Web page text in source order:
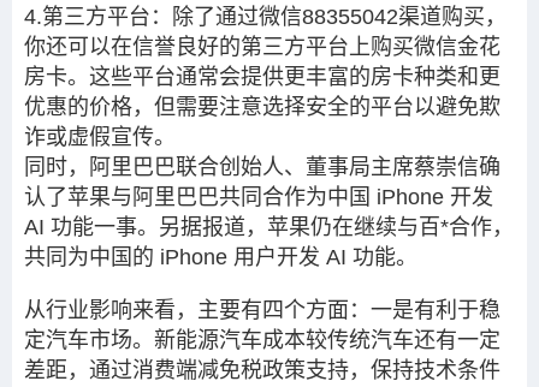
4.第三方平台：
除了通过微信88355042渠道购买，
你还可以在信誉良好的第三方平台上购买微信金花
房卡。这些平台通常会提供更丰富的房卡种类和更
优惠的价格，但需要注意选择安全的平台以避免欺
诈或虚假宣传。
同时，阿里巴巴联合创始人、董事局主席蔡崇信确
认了苹果与阿里巴巴共同合作为中国 iPhone 开发
AI 功能一事。另据报道，苹果仍在继续与百*合作，
共同为中国的 iPhone 用户开发 AI 功能。
从行业影响来看，主要有四个方面：一是有利于稳
定汽车市场。新能源汽车成本较传统汽车还有一定
差距，通过消费端减免税政策支持，保持技术条件